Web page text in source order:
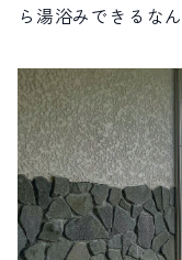
ら湯浴みできるな